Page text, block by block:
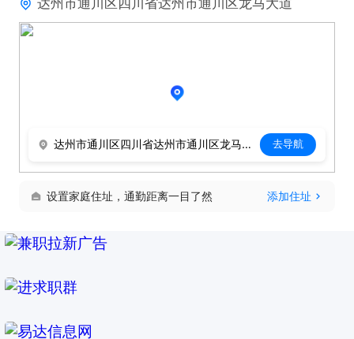
达州市通川区四川省达州市通川区龙马大道
达州市通川区四川省达州市通川区龙马大道 去导航
设置家庭住址，通勤距离一目了然 添加住址